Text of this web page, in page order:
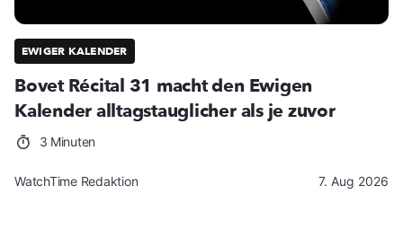
EWIGER KALENDER
Bovet Récital 31 macht den Ewigen
Kalender alltagstauglicher als je zuvor
3 Minuten
WatchTime Redaktion 7. Aug 2026